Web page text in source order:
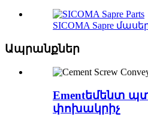
SICOMA Sapre
Ապրանքներ
Ementեմենտ
փոխակրիչ